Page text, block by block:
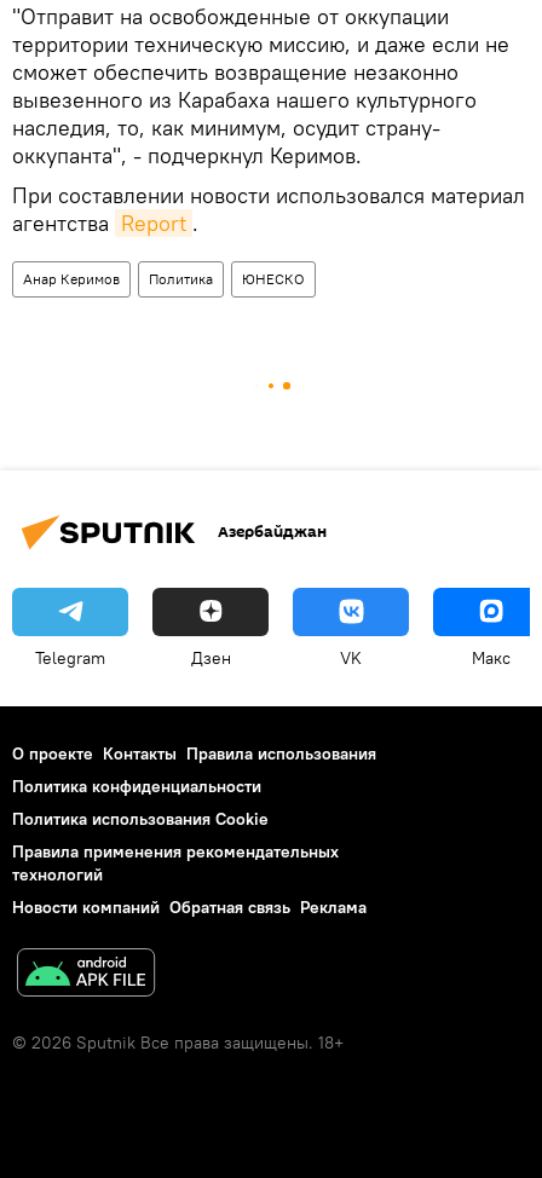
"Отправит на освобожденные от оккупации
территории техническую миссию, и даже если не
сможет обеспечить возвращение незаконно
вывезенного из Карабаха нашего культурного
наследия, то, как минимум, осудит страну-
оккупанта", - подчеркнул Керимов.
При составлении новости использовался материал
агентства Report .
Анар Керимов Политика ЮНЕСКО
Азербайджан
Telegram Дзен VK Макс
О проекте Контакты Правила использования
Политика конфиденциальности
Политика использования Cookie
Правила применения рекомендательных
технологий
Новости компаний Обратная связь Реклама
© 2026 Sputnik Все права защищены. 18+